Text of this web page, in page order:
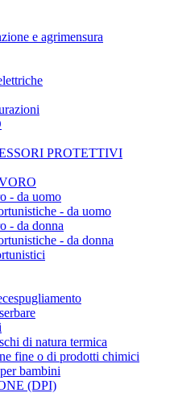
e agrimensura
PROTETTIVI
- da uomo
- da uomo
- da donna
- da donna
di natura termica
fine o di prodotti chimici
bambini
(DPI)